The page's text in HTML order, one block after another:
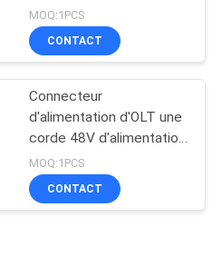
MOQ:1PCS
CONTACT
Connecteur
d'alimentation d'OLT une
corde 48V d'alimentation
CC 5516-04
MOQ:1PCS
CONTACT